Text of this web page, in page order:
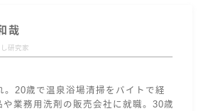
哉
研究家
。20歳で温泉浴場清掃をバイトで経
業務用洗剤の販売会社に就職。30歳